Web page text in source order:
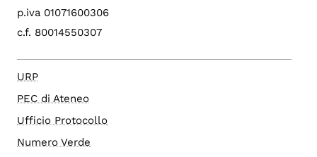
p.iva 01071600306
c.f. 80014550307
URP
PEC di Ateneo
Ufficio Protocollo
Numero Verde